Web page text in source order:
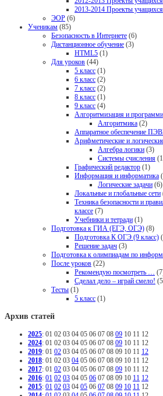
2013-2014 Проекты учащихся
ЭОР (6)
Ученикам (85)
Безопасность в Интернете (6)
Дистанционное обучение (3)
HTML5 (1)
Для уроков (44)
5 класс (1)
6 класс (2)
7 класс (2)
8 класс (1)
9 класс (4)
Алгоритмизация и
Алгоритмика (2)
Аппаратное обеспечение
Арифметические и
Алгебра логики (3)
Системы счисления
Графический редактор (1)
Информация и информатика
Логические задачи (6)
Локальные и глобальные сети
Техника безопасности и
классе (7)
Учебники и тетради (1)
Подготовка к ГИА (ЕГЭ, ОГЭ) (8)
Подготовка К ОГЭ (9 класс)
Решение задач (3)
Подготовка к олимпиадам по
После уроков (22)
Рекомендую посмотреть …
Сделал дело – играй смело!
Тесты (1)
5 класс (1)
Архив статей
2025: 01 02 03 04 05 06 07 08 09 10 11 12
2024: 01 02 03 04 05 06 07 08 09 10 11 12
2019: 01 02 03 04 05 06 07 08 09 10 11 12
2018: 01 02 03 04 05 06 07 08 09 10 11 12
2017: 01 02 03 04 05 06 07 08 09 10 11 12
2016: 01 02 03 04 05 06 07 08 09 10 11 12
2015: 01 02 03 04 05 06 07 08 09 10 11 12